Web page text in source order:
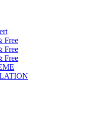
Free
Free
Free